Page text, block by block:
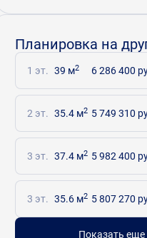
Планировка на
1 эт. 39 м2 6 286 400
2 эт. 35.4 м2 5 749 310
3 эт. 37.4 м2 5 982 400
3 эт. 35.6 м2 5 807 270
Показать